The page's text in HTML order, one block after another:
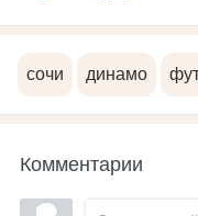
сочи динамо
Комментарии